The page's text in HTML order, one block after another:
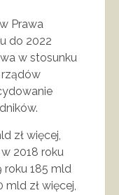
Prawa
do 2022
w stosunku
rządów
zł więcej,
2018 roku
roku 185 mld
mld zł więcej,